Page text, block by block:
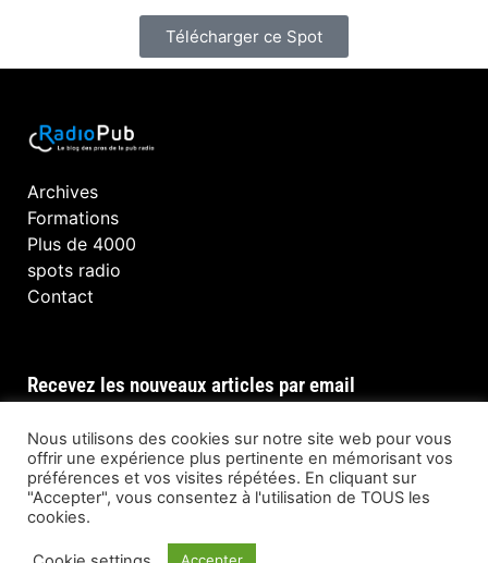
Télécharger ce Spot
Archives
Formations
Plus de 4000
spots radio
Contact
Recevez les nouveaux articles par email
INSCRIPTION
Nous utilisons des cookies sur notre site web pour vous
offrir une expérience plus pertinente en mémorisant vos
préférences et vos visites répétées. En cliquant sur
"Accepter", vous consentez à l'utilisation de TOUS les
cookies.